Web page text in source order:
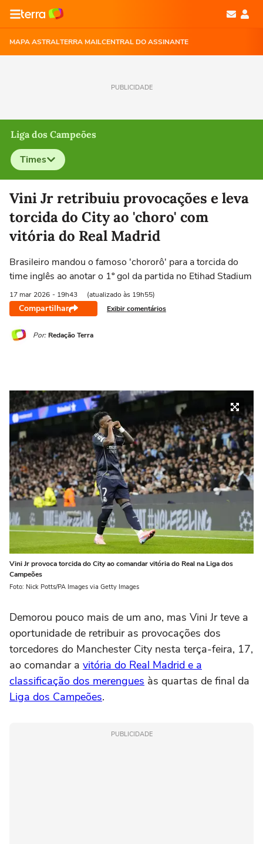
MAPA ASTRALTERRA MAILCENTRAL DO ASSINANTE
PUBLICIDADE
Liga dos Campeões
Times
Selecione o time para ver as notícias
Vini Jr retribuiu provocações e leva
torcida do City ao 'choro' com
vitória do Real Madrid
Brasileiro mandou o famoso 'chororô' para a torcida do
time inglês ao anotar o 1º gol da partida no Etihad Stadium
17 mar 2026 - 19h43 (atualizado às 19h55)
Compartilhar Exibir comentários
Por: Redação Terra
Vini Jr provoca torcida do City ao comandar vitória do Real na Liga dos
Campeões
Foto: Nick Potts/PA Images via Getty Images
Demorou pouco mais de um ano, mas Vini Jr teve a
oportunidade de retribuir as provocações dos
torcedores do Manchester City nesta terça-feira, 17,
ao comandar a vitória do Real Madrid e a
classificação dos merengues às quartas de final da
Liga dos Campeões.
PUBLICIDADE